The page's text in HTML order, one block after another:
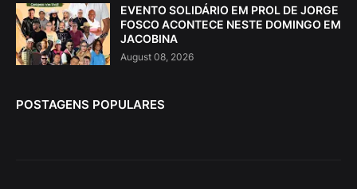
EVENTO SOLIDÁRIO EM PROL DE JORGE
FOSCO ACONTECE NESTE DOMINGO EM
JACOBINA
August 08, 2026
POSTAGENS POPULARES